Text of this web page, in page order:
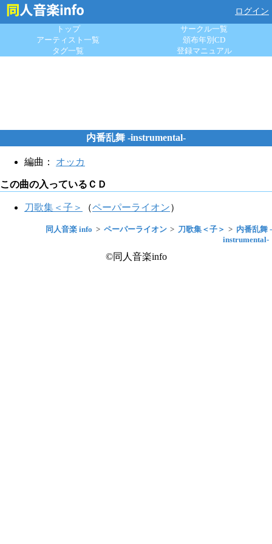
ログイン
トップ
サークル一覧
アーティスト一覧
頒布年別CD
タグ一覧
登録マニュアル
内番乱舞 -instrumental-
編曲： オッカ
この曲の入っているＣＤ
刀歌集＜子＞ （ペーパーライオン）
同人音楽 info ペーパーライオン 刀歌集＜子＞
内番乱舞 -
instrumental-
©同人音楽info